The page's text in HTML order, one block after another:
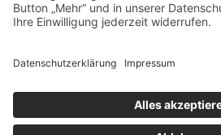
©2026 made with love by